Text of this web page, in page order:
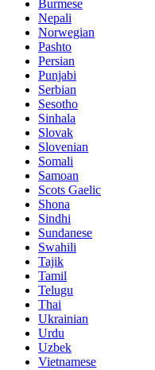
Burmese
Nepali
Norwegian
Pashto
Persian
Punjabi
Serbian
Sesotho
Sinhala
Slovak
Slovenian
Somali
Samoan
Scots Gaelic
Shona
Sindhi
Sundanese
Swahili
Tajik
Tamil
Telugu
Thai
Ukrainian
Urdu
Uzbek
Vietnamese